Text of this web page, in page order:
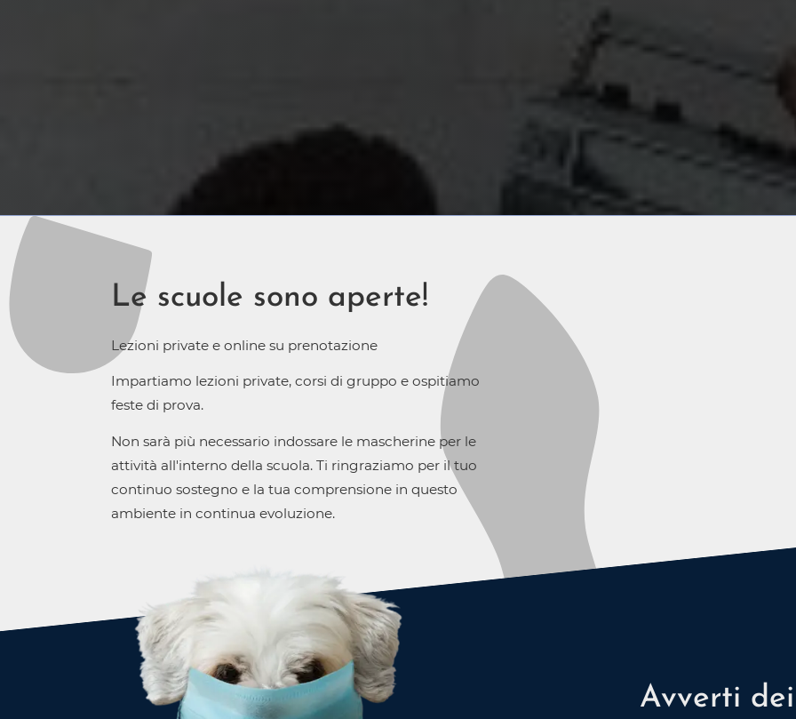
Le scuole sono aperte!
Lezioni private e online su prenotazione
Impartiamo lezioni private, corsi di gruppo e ospitiamo
feste di prova.
Non sarà più necessario indossare le mascherine per le
attività all'interno della scuola. Ti ringraziamo per il tuo
continuo sostegno e la tua comprensione in questo
ambiente in continua evoluzione.
Avverti